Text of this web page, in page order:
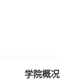
学院概况